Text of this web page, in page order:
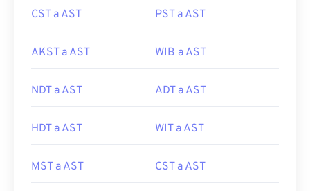
CST a AST PST a AST
AKST a AST WIB a AST
NDT a AST ADT a AST
HDT a AST WIT a AST
MST a AST CST a AST